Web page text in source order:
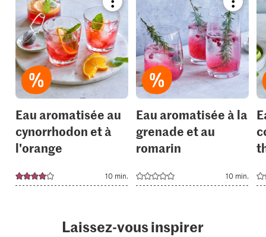
Bookmark
recipe
or
add
it
to
your
collections.
Eau aromatisée au
cynorrhodon et à
l'orange
10 min.
recipe
or
add
it
to
your
Eau aromatisée à la
grenade et au
romarin
10 min.
Laissez-vous inspirer